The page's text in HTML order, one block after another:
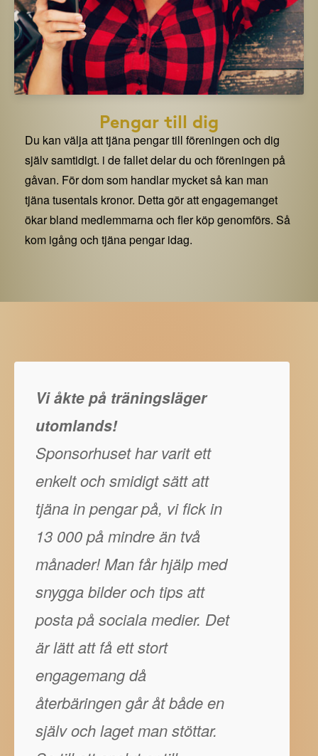
Pengar till dig
Du kan välja att tjäna pengar till föreningen och dig
själv samtidigt. i de fallet delar du och föreningen på
gåvan. För dom som handlar mycket så kan man
tjäna tusentals kronor. Detta gör att engagemanget
ökar bland medlemmarna och fler köp genomförs. Så
kom igång och tjäna pengar idag.
Vi åkte på träningsläger
utomlands!
Sponsorhuset har varit ett
enkelt och smidigt sätt att
tjäna in pengar på, vi fick in
13 000 på mindre än två
månader! Man får hjälp med
snygga bilder och tips att
posta på sociala medier. Det
är lätt att få ett stort
engagemang då
återbäringen går åt både en
själv och laget man stöttar.